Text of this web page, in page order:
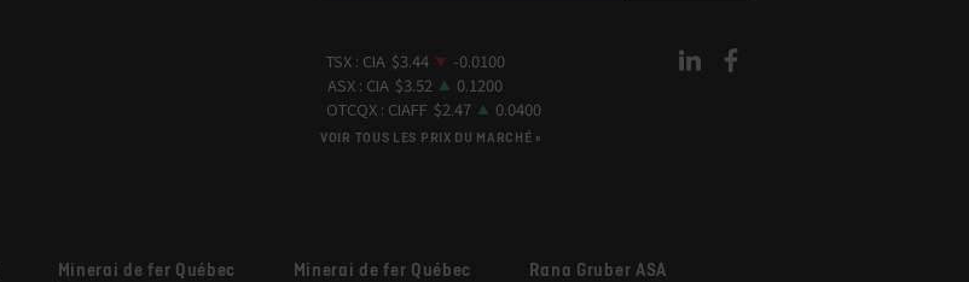
VOIR TOUS LES PRIX DU MARCHÉ »
Minerai de fer Québec
Minerai de fer Québec
Rana Gruber ASA